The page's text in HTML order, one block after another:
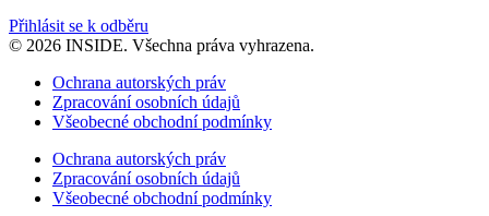
Přihlásit se k odběru
© 2026 INSIDE. Všechna práva vyhrazena.
Ochrana autorských práv
Zpracování osobních údajů
Všeobecné obchodní podmínky
Ochrana autorských práv
Zpracování osobních údajů
Všeobecné obchodní podmínky